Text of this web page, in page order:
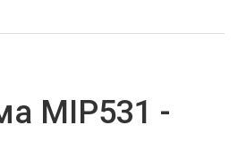
MIP531 -